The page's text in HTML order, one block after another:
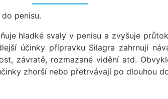
penisu.
hladké svaly v penisu a zvyšuje
účinky přípravku Silagra zahrnují
závratě, rozmazané vidění atd.
zhorší nebo přetrvávají po dlouhou